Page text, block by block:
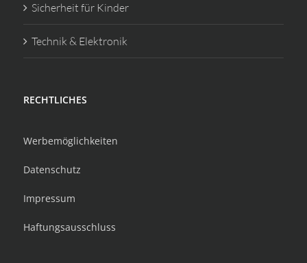
Sicherheit für Kinder
Technik & Elektronik
RECHTLICHES
Werbemöglichkeiten
Datenschutz
Impressum
Haftungsausschluss